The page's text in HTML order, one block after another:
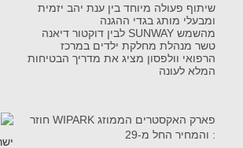
שיתוף פעולה מיוחד בין ענת יהב יזמית
ומבעלי מותג בגדי ההגנה
מהשמש SUNWAY לבין דוקטור דיאנה
טשר מנהלת מחלקת ילדים במרכז
הרפואי וולפסון מציג את מדריך הבטיחות
המלא לעונה
פארק האקסטרים הממוזג WIPARK חוזר
: והמחיר החל מ-29